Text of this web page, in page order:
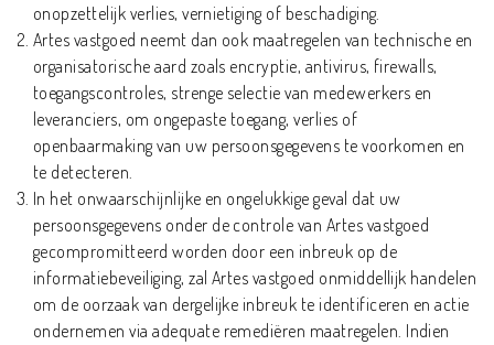
onopzettelijk verlies, vernietiging of beschadiging.
Artes vastgoed neemt dan ook maatregelen van technische en
organisatorische aard zoals encryptie, antivirus, firewalls,
toegangscontroles, strenge selectie van medewerkers en
leveranciers, om ongepaste toegang, verlies of
openbaarmaking van uw persoonsgegevens te voorkomen en
te detecteren.
In het onwaarschijnlijke en ongelukkige geval dat uw
persoonsgegevens onder de controle van Artes vastgoed
gecompromitteerd worden door een inbreuk op de
informatiebeveiliging, zal Artes vastgoed onmiddellijk handelen
om de oorzaak van dergelijke inbreuk te identificeren en actie
ondernemen via adequate remediëren maatregelen. Indien